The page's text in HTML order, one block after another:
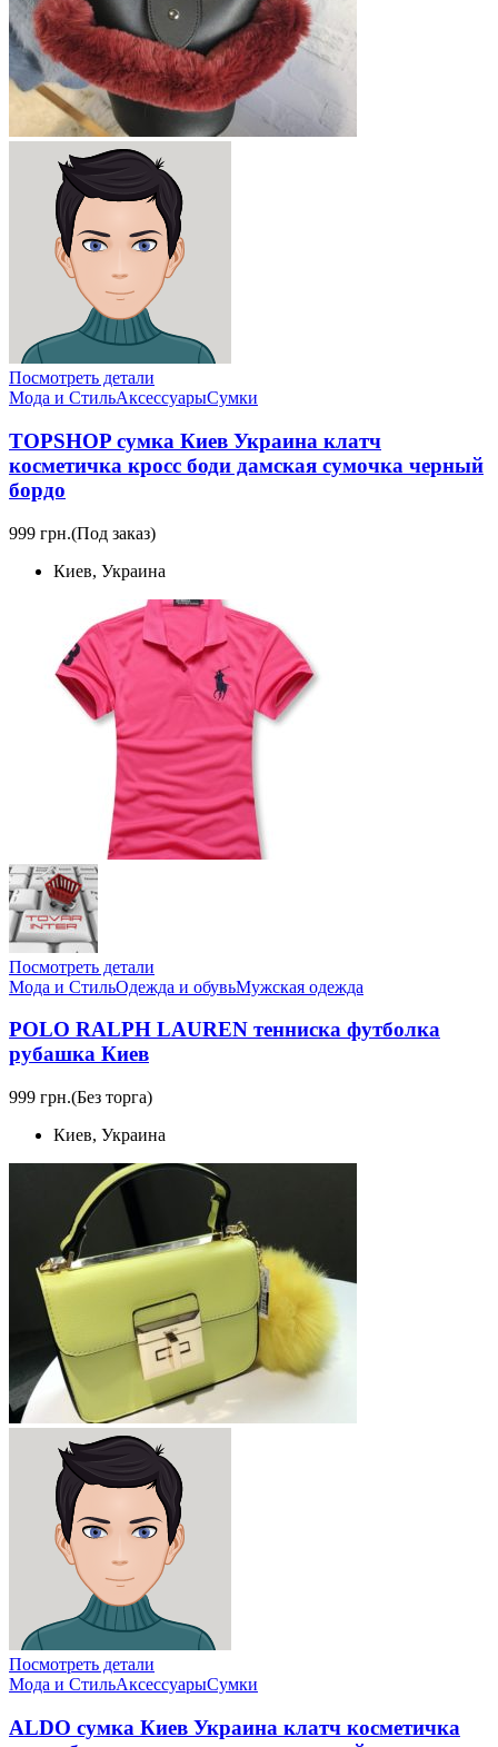
Посмотреть детали
Мода и СтильАксессуарыСумки
TOPSHOP сумка Киев Украина клатч
косметичка кросс боди дамская сумочка черный
бордо
999 грн.(Под заказ)
Киев, Украина
Посмотреть детали
Мода и СтильОдежда и обувьМужская одежда
POLO RALPH LAUREN тенниска футболка
рубашка Киев
999 грн.(Без торга)
Киев, Украина
Посмотреть детали
Мода и СтильАксессуарыСумки
ALDO сумка Киев Украина клатч косметичка